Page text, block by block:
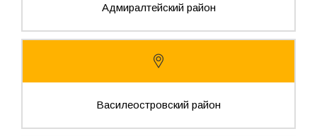
Адмиралтейский район
Василеостровский район